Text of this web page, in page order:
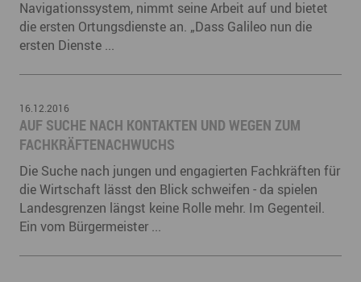
Navigationssystem, nimmt seine Arbeit auf und bietet
die ersten Ortungsdienste an. „Dass Galileo nun die
ersten Dienste ...
16.12.2016
AUF SUCHE NACH KONTAKTEN UND WEGEN ZUM
FACHKRÄFTENACHWUCHS
Die Suche nach jungen und engagierten Fachkräften für
die Wirtschaft lässt den Blick schweifen - da spielen
Landesgrenzen längst keine Rolle mehr. Im Gegenteil.
Ein vom Bürgermeister ...